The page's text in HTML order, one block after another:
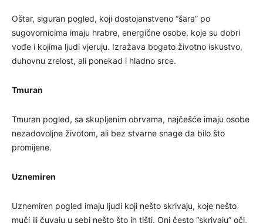
Oštar, siguran pogled, koji dostojanstveno “šara” po
sugovornicima imaju hrabre, energične osobe, koje su dobri
vođe i kojima ljudi vjeruju. Izražava bogato životno iskustvo,
duhovnu zrelost, ali ponekad i hladno srce.
Tmuran
Tmuran pogled, sa skupljenim obrvama, najčešće imaju osobe
nezadovoljne životom, ali bez stvarne snage da bilo što
promijene.
Uznemiren
Uznemiren pogled imaju ljudi koji nešto skrivaju, koje nešto
muči ili čuvaju u sebi nešto što ih tišti. Oni često “skrivaju” oči,